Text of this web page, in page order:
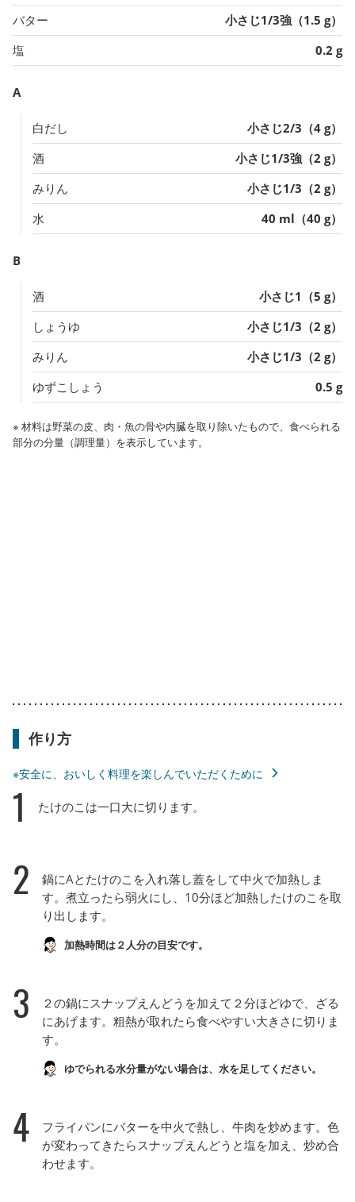
バター
小さじ1/3強（1.5 g）
塩
0.2 g
A
白だし
小さじ2/3（4 g）
酒
小さじ1/3強（2 g）
みりん
小さじ1/3（2 g）
水
40 ml（40 g）
B
酒
小さじ1（5 g）
しょうゆ
小さじ1/3（2 g）
みりん
小さじ1/3（2 g）
ゆずこしょう
0.5 g
※ 材料は野菜の皮、肉・魚の骨や内臓を取り除いたもので、食べられる
部分の分量（調理量）を表示しています。
作り方
※安全に、おいしく料理を楽しんでいただくために
1 たけのこは一口大に切ります。
2
鍋にAとたけのこを入れ落し蓋をして中火で加熱しま
す。煮立ったら弱火にし、10分ほど加熱したけのこを取
り出します。
加熱時間は２人分の目安です。
3
２の鍋にスナップえんどうを加えて２分ほどゆで、ざる
にあげます。粗熱が取れたら食べやすい大きさに切りま
す。
ゆでられる水分量がない場合は、水を足してください。
4
フライパンにバターを中火で熱し、牛肉を炒めます。色
が変わってきたらスナップえんどうと塩を加え、炒め合
わせます。